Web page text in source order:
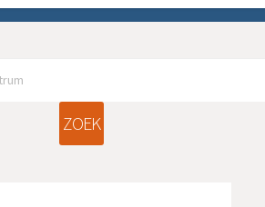
ZOEK